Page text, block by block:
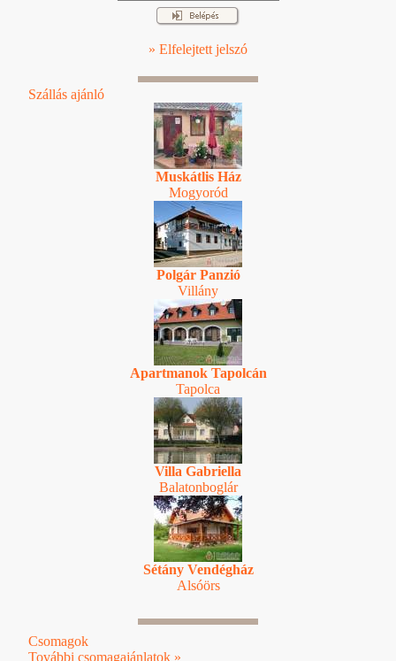
» Elfelejtett jelszó
Szállás ajánló
Muskátlis Ház
Mogyoród
Polgár Panzió
Villány
Apartmanok Tapolcán
Tapolca
Villa Gabriella
Balatonboglár
Sétány Vendégház
Alsóörs
Csomagok
További csomagajánlatok »